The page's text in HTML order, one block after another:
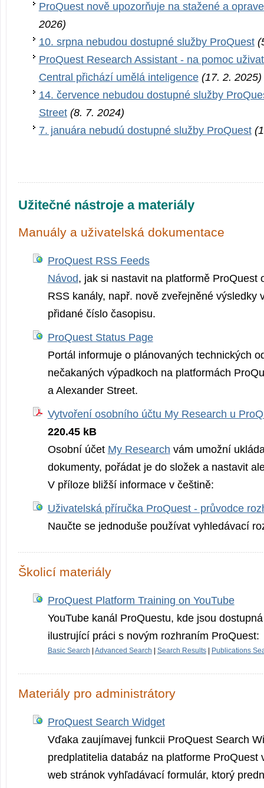
ProQuest nově upozorňuje na stažené a
2026)
10. srpna nebudou dostupné služby ProQuest
ProQuest Research Assistant - na pomoc
Central přichází umělá inteligence (17. 2. 2025)
14. července nebudou dostupné služby
Street (8. 7. 2024)
7. januára nebudú dostupné služby ProQuest
Užitečné nástroje a materiály
Manuály a uživatelská dokumentace
ProQuest RSS Feeds
Návod, jak si nastavit na platformě ProQuest
RSS kanály, např. nově zveřejněné výsledky
přidané číslo časopisu.
ProQuest Status Page
Portál informuje o plánovaných technických
nečakaných výpadkoch na platformách
a Alexander Street.
Vytvoření osobního účtu My Research u
220.45 kB
Osobní účet My Research vám umožní
dokumenty, pořádat je do složek a nastavit
V příloze bližší informace v češtině:
Uživatelská příručka ProQuest - průvodce
Naučte se jednoduše používat vyhledávací
Školicí materiály
ProQuest Platform Training on YouTube
YouTube kanál ProQuestu, kde jsou
ilustrující práci s novým rozhraním ProQuest:
Basic Search Advanced Search Search Results| Publications
Materiály pro administrátory
ProQuest Search Widget
Vďaka zaujímavej funkcii ProQuest Search
predplatitelia databáz na platforme ProQuest
web stránok vyhľadávací formulár, ktorý